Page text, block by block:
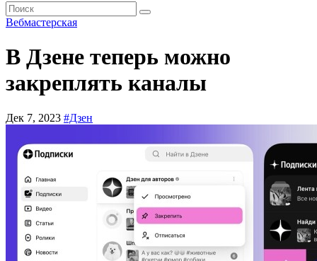
Вебмастерская
В Дзене теперь можно
закреплять каналы
Дек 7, 2023 #Дзен